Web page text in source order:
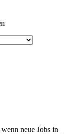
neue Jobs in